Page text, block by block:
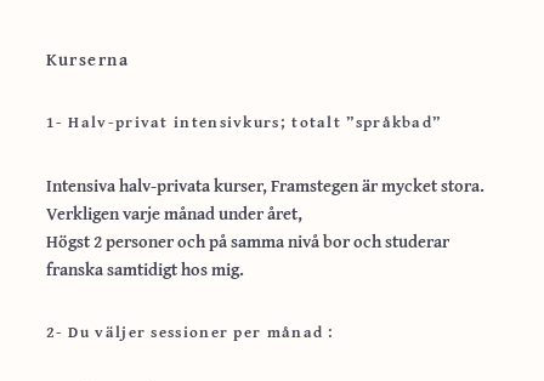
Kurserna
1- Halv-privat intensivkurs; totalt ”språkbad”
Intensiva halv-privata kurser, Framstegen är mycket stora.
Verkligen varje månad under året,
Högst 2 personer och på samma nivå bor och studerar
franska samtidigt hos mig.
2- Du väljer sessioner per månad :